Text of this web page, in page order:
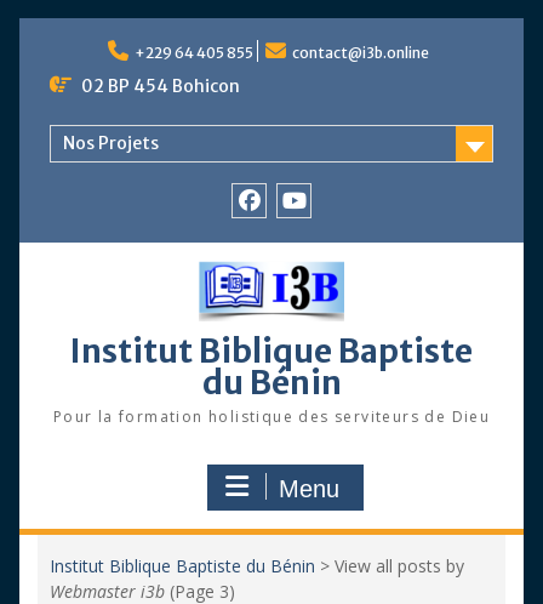
content
+229 64 405 855 contact@i3b.online
02 BP 454 Bohicon
Nos Projets
Youtube
Institut Biblique Baptiste
du Bénin
Pour la formation holistique des serviteurs de Dieu
Menu
Institut Biblique Baptiste du Bénin > View all posts by
Webmaster i3b(Page 3)